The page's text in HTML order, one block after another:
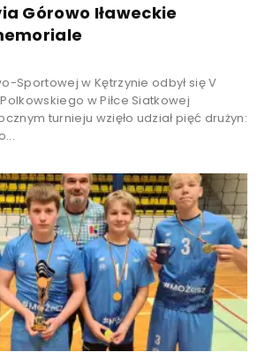
Górowo Iławeckie
Sportowej w Kętrzynie odbył się V
w Piłce Siatkowej
turnieju wzięło udział pięć drużyn: